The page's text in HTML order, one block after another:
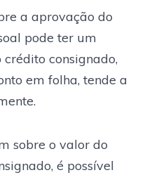
a aprovação do
pode ter um
crédito consignado,
em folha, tende a
sobre o valor do
é possível